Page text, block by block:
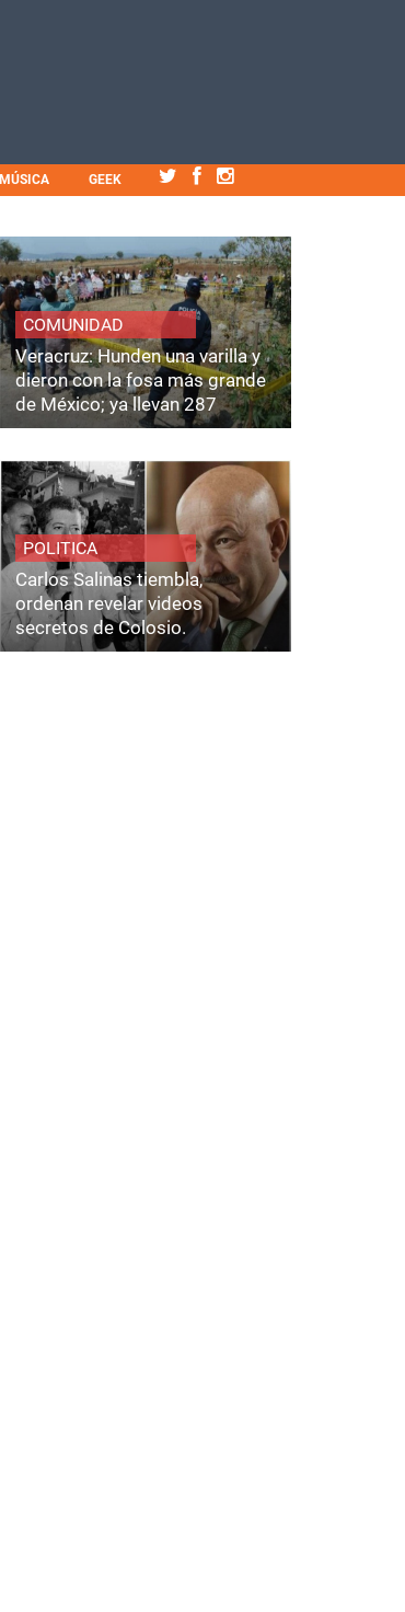
MÚSICA GEEK
COMUNIDAD
Veracruz: Hunden una varilla y
dieron con la fosa más grande
de México; ya llevan 287
cuerpos.
POLITICA
Carlos Salinas tiembla,
ordenan revelar videos
secretos de Colosio.